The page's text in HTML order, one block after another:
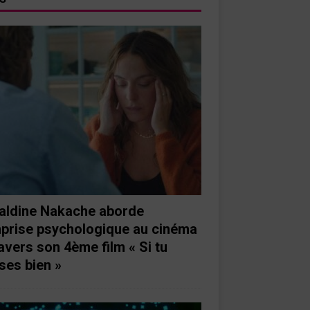
Nakache aborde
psychologique au cinéma
son 4ème film « Si tu
bien »